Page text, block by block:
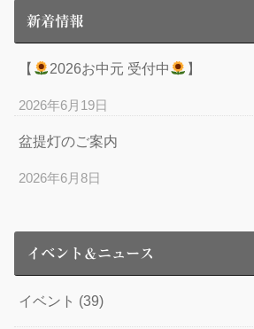
新着情報
【 2026お中元 受付中 】
2026年6月19日
盆提灯のご案内
2026年6月8日
イベント＆ニュース
イベント (39)